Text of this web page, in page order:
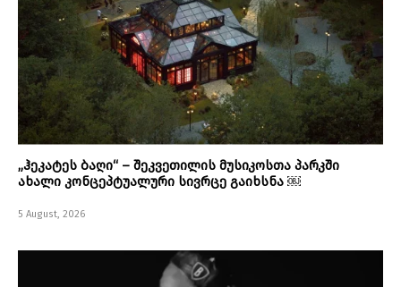
„ჰეკატეს ბაღი“ – შეკვეთილის მუსიკოსთა პარკში
ახალი კონცეპტუალური სივრცე გაიხსნა ￼
5 August, 2026